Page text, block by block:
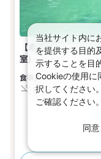
【素泊まり】プラ
室)
食
禁煙
当社サイト内に
を提供する目的
示することを目
Cookieの使用に
択してください
ご確認ください。
同